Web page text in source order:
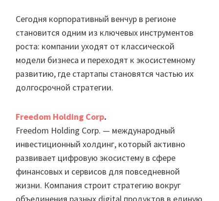
Сегодня корпоративный венчур в регионе
становится одним из ключевых инструментов
роста: компании уходят от классической
модели бизнеса и переходят к экосистемному
развитию, где стартапы становятся частью их
долгосрочной стратегии.
Freedom Holding Corp.
Freedom Holding Corp. — международный
инвестиционный холдинг, который активно
развивает цифровую экосистему в сфере
финансовых и сервисов для повседневной
жизни. Компания строит стратегию вокруг